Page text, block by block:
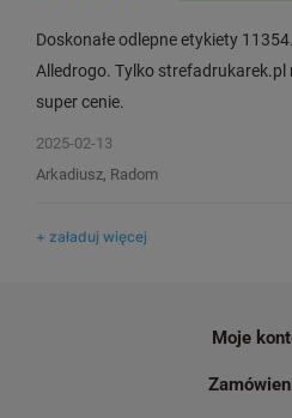
mm 1000 szt. / do drukarek
DYMO LabelWriter
12
19,00 zł
Doskonałe odlepne etykiety
Alledrogo. Tylko strefadrukarek.pl
super cenie.
2025-02-13
Arkadiusz, Radom
+ załaduj więcej
Moje